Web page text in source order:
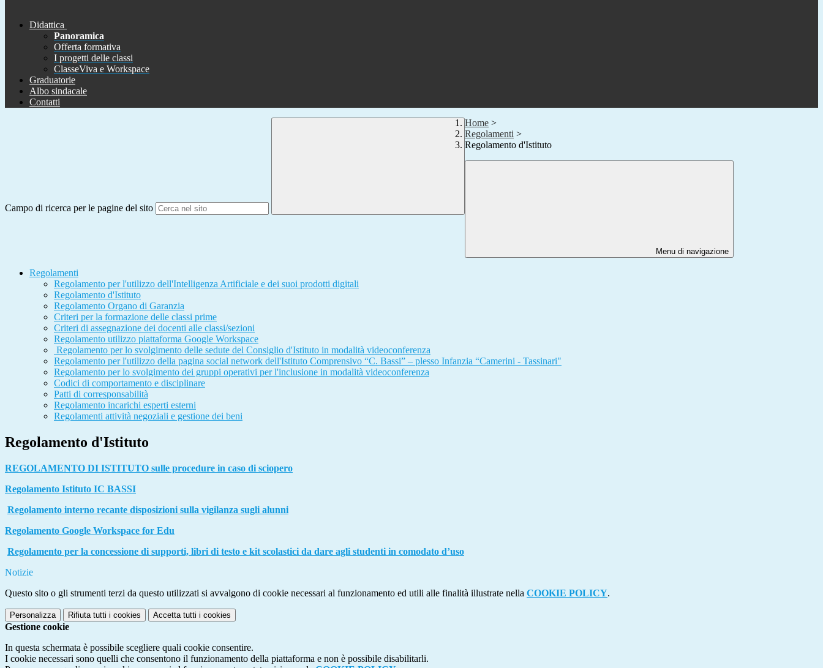
Didattica
Panoramica
Offerta formativa
I progetti delle classi
ClasseViva e Workspace
Graduatorie
Albo sindacale
Contatti
Campo di ricerca per le pagine del sito
Home >
Regolamenti >
Regolamento d'Istituto
Menu di navigazione
Regolamenti
Regolamento per l'utilizzo dell'Intelligenza Artificiale e dei suoi prodotti digitali
Regolamento d'Istituto
Regolamento Organo di Garanzia
Criteri per la formazione delle classi prime
Criteri di assegnazione dei docenti alle classi/sezioni
Regolamento utilizzo piattaforma Google Workspace
Regolamento per lo svolgimento delle sedute del Consiglio d'Istituto in modalità videoconferenza
Regolamento per l'utilizzo della pagina social network dell'Istituto Comprensivo “C. Bassi” – plesso Infanzia “Camerini - Tassinari"
Regolamento per lo svolgimento dei gruppi operativi per l'inclusione in modalità videoconferenza
Codici di comportamento e disciplinare
Patti di corresponsabilità
Regolamento incarichi esperti esterni
Regolamenti attività negoziali e gestione dei beni
Regolamento d'Istituto
REGOLAMENTO DI ISTITUTO sulle procedure in caso di sciopero
Regolamento Istituto IC BASSI
Regolamento interno recante disposizioni sulla vigilanza sugli alunni
Regolamento Google Workspace for Edu
Regolamento per la concessione di supporti, libri di testo e kit scolastici da dare agli studenti in comodato d’uso
Notizie
Questo sito o gli strumenti terzi da questo utilizzati si avvalgono di cookie necessari al funzionamento ed utili alle finalità illustrate nella COOKIE POLICY.
Personalizza Rifiuta tutti i cookies Accetta tutti i cookies
Gestione cookie
In questa schermata è possibile scegliere quali cookie consentire.
I cookie necessari sono quelli che consentono il funzionamento della piattaforma e non è possibile disabilitarli.